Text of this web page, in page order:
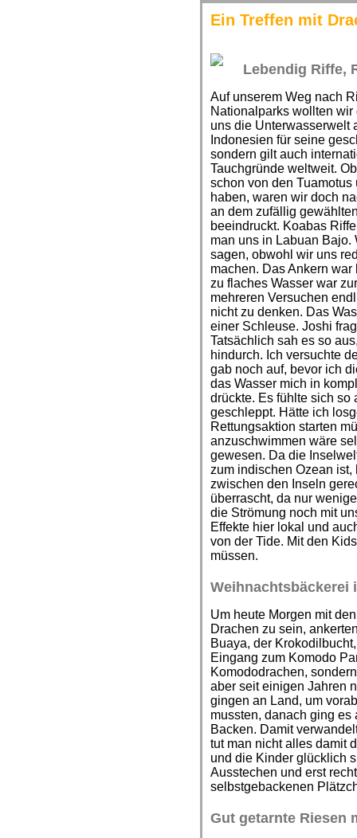
Ein Treffen mit
Lebendig Riffe,
Auf unserem Weg nach
Nationalparks wollten
uns die Unterwasserwelt
Indonesien für seine
sondern gilt auch
Tauchgründe weltweit.
schon von den
haben, waren wir doch
an dem zufällig
beeindruckt. Koabas
man uns in Labuan
sagen, obwohl wir uns
machen. Das Ankern
zu flaches Wasser war
mehreren Versuchen
nicht zu denken. Das
einer Schleuse. Joshi
Tatsächlich sah es so
hindurch. Ich versuchte
gab noch auf, bevor ich
das Wasser mich in
drückte. Es fühlte sich so
geschleppt. Hätte ich
Rettungsaktion starten
anzuschwimmen wäre
gewesen. Da die
zum indischen Ozean ist,
zwischen den Inseln
überrascht, da nur
die Strömung noch mit
Effekte hier lokal und
von der Tide. Mit den
müssen.
Weihnachtsbäckerei
Um heute Morgen mit
Drachen zu sein,
Buaya, der
Eingang zum Komodo
Komododrachen,
aber seit einigen Jahren
gingen an Land, um
mussten, danach ging es
Backen. Damit
tut man nicht alles damit
und die Kinder glücklich
Ausstechen und erst
selbstgebackenen
Gut getarnte Riesen